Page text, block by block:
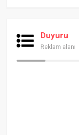
Duyuru
Reklam alanı